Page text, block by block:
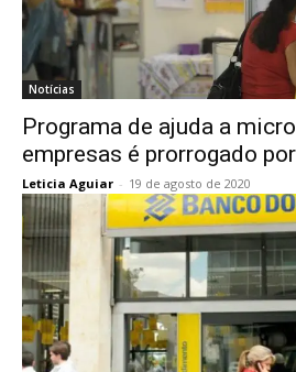
Notícias
Programa de ajuda a
empresas é prorrogado
Leticia Aguiar - 19 de agosto de 2020